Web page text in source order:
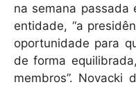
na semana passada
entidade, “a
oportunidade para
de forma
membros”. Novacki